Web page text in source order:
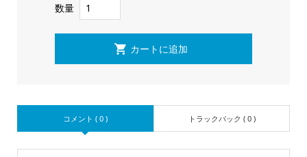
数量
コメント ( 0 ) トラックバック ( 0 )